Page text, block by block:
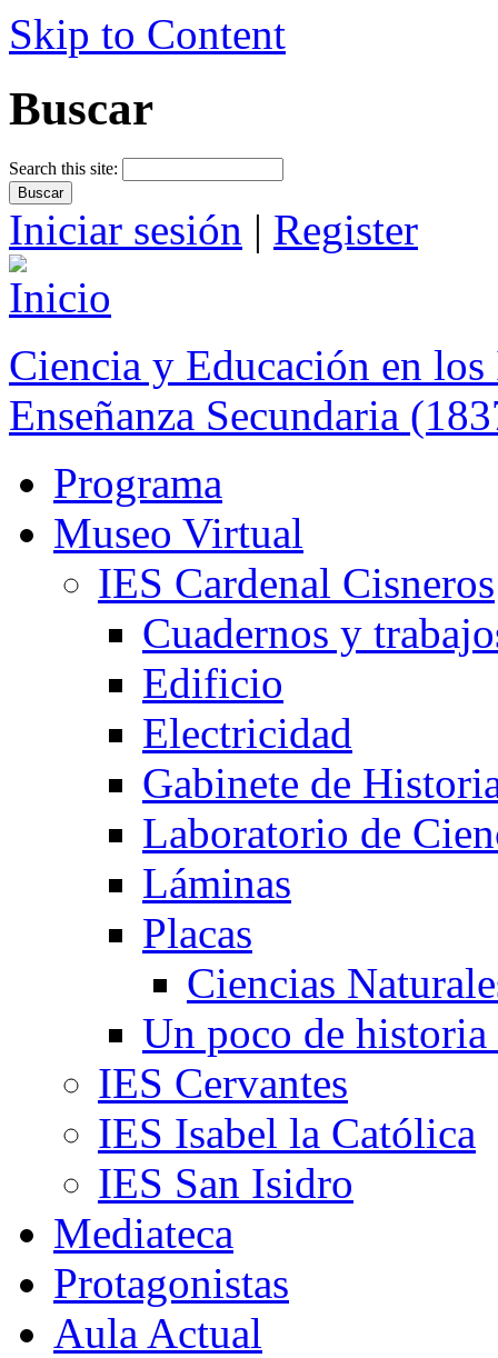
Skip to Content
Buscar
Search this site:
Iniciar sesión | Register
Ciencia y Educación en
Enseñanza Secundaria
Programa
Museo Virtual
IES Cardenal Cisneros
Cuadernos y
Edificio
Electricidad
Gabinete de
Laboratorio de
Láminas
Placas
Ciencias
Un poco de
IES Cervantes
IES Isabel la Católica
IES San Isidro
Mediateca
Protagonistas
Aula Actual